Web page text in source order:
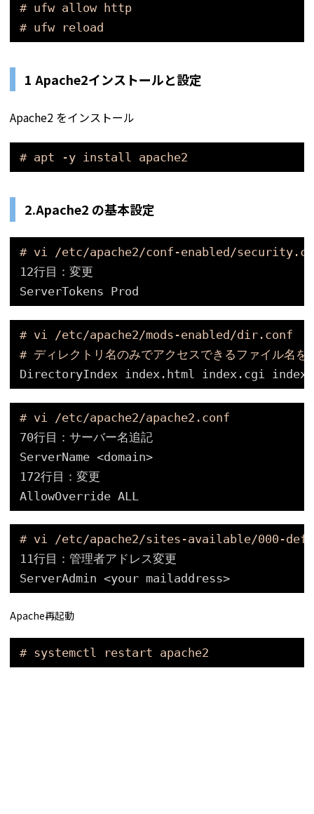
# ufw allow http
# ufw reload
1 Apache2インストールと設定
Apache2 をインストール
# apt -y install apache2
2.Apache2 の基本設定
# vi /etc/apache2/conf-enabled/
12行目：変更
ServerTokens Prod
# vi /etc/apache2/mods-enabled/dir.conf
# ディレクトリ名のみでアクセスできるファイル名を
DirectoryIndex index.html index.cgi
# vi /etc/apache2/apache2.conf
70行目：サーバー名追記
ServerName <domain>
172行目：変更
AllowOverride ALL
# vi /etc/apache2/sites-available/000-
11行目：管理者アドレス変更
ServerAdmin <your mailaddress>
Apache再起動
# systemctl restart apache2